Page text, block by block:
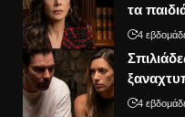
τα
4
4